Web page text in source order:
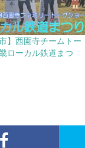
】西園寺チームトー
ローカル鉄道まつ